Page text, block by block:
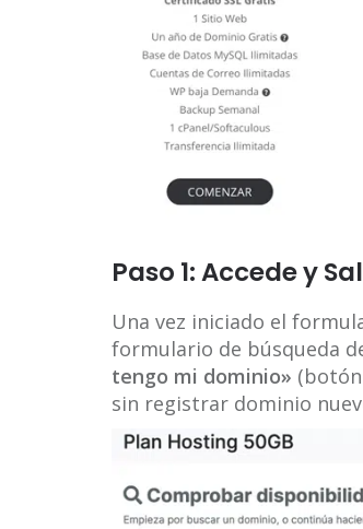
Paso 1: Accede y
Una vez iniciado el
formulario de búsqueda
tengo mi dominio»
sin registrar dominio